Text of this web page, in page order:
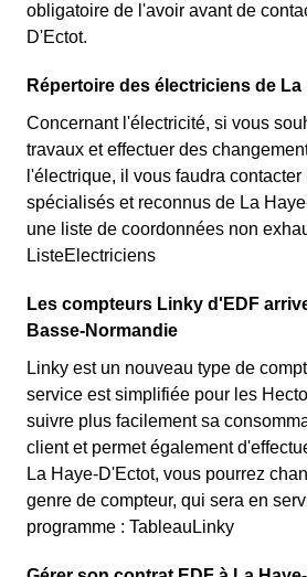
obligatoire de l'avoir avant de
D'Ectot.
Répertoire des électriciens de
Concernant l'électricité, si vous
travaux et effectuer des
l'électrique, il vous faudra
spécialisés et reconnus de La
une liste de coordonnées non
ListeElectriciens
Les compteurs Linky d'EDF
Basse-Normandie
Linky est un nouveau type de
service est simplifiée pour les
suivre plus facilement sa
client et permet également
La Haye-D'Ectot, vous pourrez
genre de compteur, qui sera en
programme : TableauLinky